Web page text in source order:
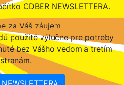
ODBER NEWSLETTERA.
za Váš záujem.
použité výlučne pre potreby
bez Vášho vedomia tretím
stranám.
NEWSLETTERA